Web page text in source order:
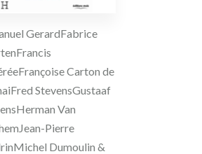
GerardFabrice
Francis
Françoise Carton de
Fred StevensGustaaf
Herman Van
Jean-Pierre
Michel Dumoulin &